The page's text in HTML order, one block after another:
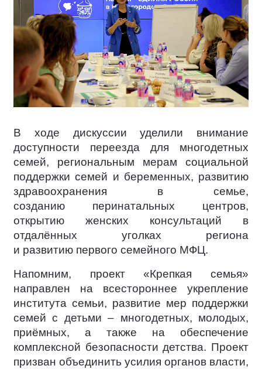
В ходе дискуссии уделили внимание
доступности переезда для многодетных
семей, региональным мерам социальной
поддержки семей и беременных, развитию
здравоохранения в семье,
созданию перинатальных центров,
открытию женских консультаций в
отдалённых уголках региона
и развитию первого семейного МФЦ.
Напомним, проект «Крепкая семья»
направлен на всестороннее укрепление
института семьи, развитие мер поддержки
семей с детьми – многодетных, молодых,
приёмных, а также на обеспечение
комплексной безопасности детства. Проект
призван объединить усилия органов власти,